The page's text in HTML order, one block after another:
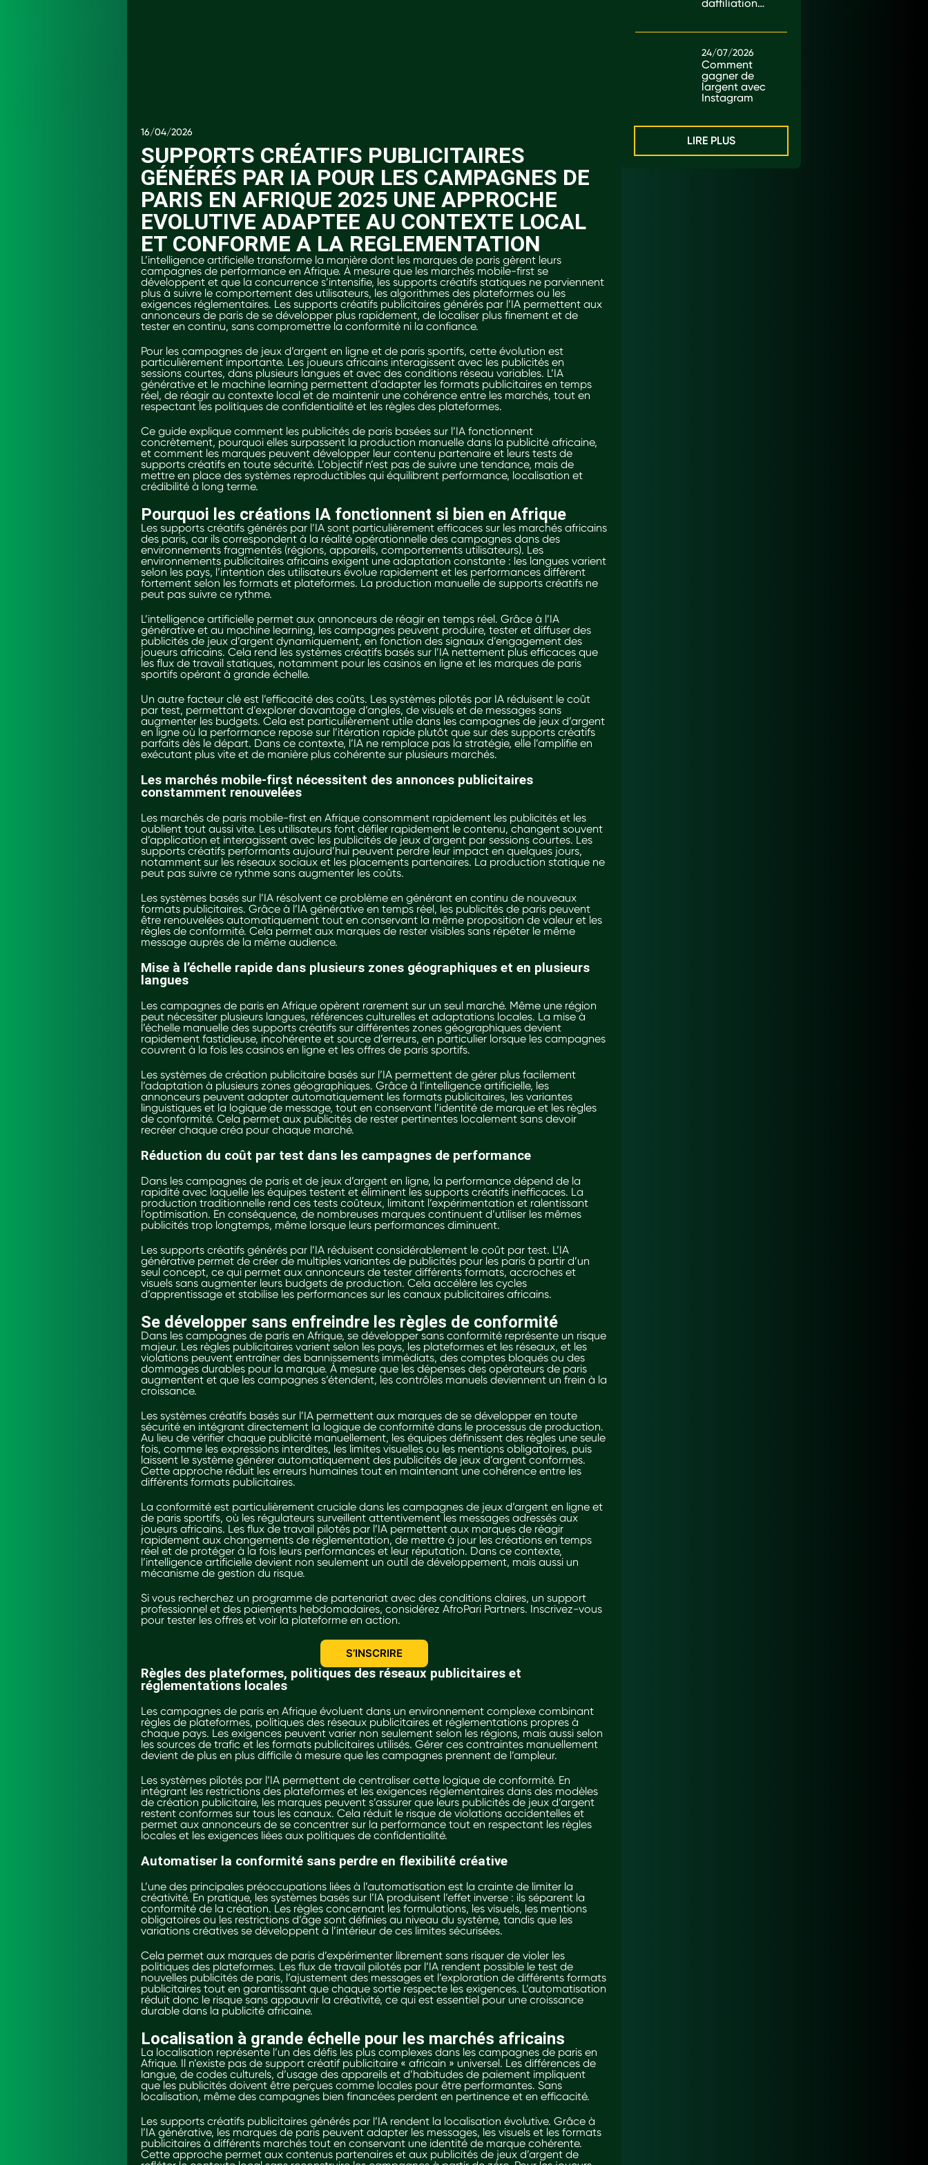
16/04/2026
SUPPORTS CRÉATIFS PUBLICITAIRES
GÉNÉRÉS PAR IA POUR LES CAMPAGNES DE
PARIS EN AFRIQUE 2025 UNE APPROCHE
EVOLUTIVE ADAPTEE AU CONTEXTE LOCAL
ET CONFORME A LA REGLEMENTATION
L’intelligence artificielle transforme la manière dont les marques de paris gèrent leurs
campagnes de performance en Afrique. À mesure que les marchés mobile-first se
développent et que la concurrence s’intensifie, les supports créatifs statiques ne parviennent
plus à suivre le comportement des utilisateurs, les algorithmes des plateformes ou les
exigences réglementaires. Les supports créatifs publicitaires générés par l’IA permettent aux
annonceurs de paris de se développer plus rapidement, de localiser plus finement et de
tester en continu, sans compromettre la conformité ni la confiance.
Pour les campagnes de jeux d’argent en ligne et de paris sportifs, cette évolution est
particulièrement importante. Les joueurs africains interagissent avec les publicités en
sessions courtes, dans plusieurs langues et avec des conditions réseau variables. L’IA
générative et le machine learning permettent d’adapter les formats publicitaires en temps
réel, de réagir au contexte local et de maintenir une cohérence entre les marchés, tout en
respectant les politiques de confidentialité et les règles des plateformes.
Ce guide explique comment les publicités de paris basées sur l’IA fonctionnent
concrètement, pourquoi elles surpassent la production manuelle dans la publicité africaine,
et comment les marques peuvent développer leur contenu partenaire et leurs tests de
supports créatifs en toute sécurité. L’objectif n’est pas de suivre une tendance, mais de
mettre en place des systèmes reproductibles qui équilibrent performance, localisation et
crédibilité à long terme.
Pourquoi les créations IA fonctionnent si bien en Afrique
Les supports créatifs générés par l’IA sont particulièrement efficaces sur les marchés africains
des paris, car ils correspondent à la réalité opérationnelle des campagnes dans des
environnements fragmentés (régions, appareils, comportements utilisateurs). Les
environnements publicitaires africains exigent une adaptation constante : les langues varient
selon les pays, l’intention des utilisateurs évolue rapidement et les performances diffèrent
fortement selon les formats et plateformes. La production manuelle de supports créatifs ne
peut pas suivre ce rythme.
L’intelligence artificielle permet aux annonceurs de réagir en temps réel. Grâce à l’IA
générative et au machine learning, les campagnes peuvent produire, tester et diffuser des
publicités de jeux d’argent dynamiquement, en fonction des signaux d’engagement des
joueurs africains. Cela rend les systèmes créatifs basés sur l’IA nettement plus efficaces que
les flux de travail statiques, notamment pour les casinos en ligne et les marques de paris
sportifs opérant à grande échelle.
Un autre facteur clé est l’efficacité des coûts. Les systèmes pilotés par IA réduisent le coût
par test, permettant d’explorer davantage d’angles, de visuels et de messages sans
augmenter les budgets. Cela est particulièrement utile dans les campagnes de jeux d’argent
en ligne où la performance repose sur l’itération rapide plutôt que sur des supports créatifs
parfaits dès le départ. Dans ce contexte, l’IA ne remplace pas la stratégie, elle l’amplifie en
exécutant plus vite et de manière plus cohérente sur plusieurs marchés.
Les marchés mobile-first nécessitent des annonces publicitaires
constamment renouvelées
Les marchés de paris mobile-first en Afrique consomment rapidement les publicités et les
oublient tout aussi vite. Les utilisateurs font défiler rapidement le contenu, changent souvent
d’application et interagissent avec les publicités de jeux d’argent par sessions courtes. Les
supports créatifs performants aujourd’hui peuvent perdre leur impact en quelques jours,
notamment sur les réseaux sociaux et les placements partenaires. La production statique ne
peut pas suivre ce rythme sans augmenter les coûts.
Les systèmes basés sur l’IA résolvent ce problème en générant en continu de nouveaux
formats publicitaires. Grâce à l’IA générative en temps réel, les publicités de paris peuvent
être renouvelées automatiquement tout en conservant la même proposition de valeur et les
règles de conformité. Cela permet aux marques de rester visibles sans répéter le même
message auprès de la même audience.
Mise à l’échelle rapide dans plusieurs zones géographiques et en plusieurs
langues
Les campagnes de paris en Afrique opèrent rarement sur un seul marché. Même une région
peut nécessiter plusieurs langues, références culturelles et adaptations locales. La mise à
l’échelle manuelle des supports créatifs sur différentes zones géographiques devient
rapidement fastidieuse, incohérente et source d’erreurs, en particulier lorsque les campagnes
couvrent à la fois les casinos en ligne et les offres de paris sportifs.
Les systèmes de création publicitaire basés sur l’IA permettent de gérer plus facilement
l’adaptation à plusieurs zones géographiques. Grâce à l’intelligence artificielle, les
annonceurs peuvent adapter automatiquement les formats publicitaires, les variantes
linguistiques et la logique de message, tout en conservant l’identité de marque et les règles
de conformité. Cela permet aux publicités de rester pertinentes localement sans devoir
recréer chaque créa pour chaque marché.
Réduction du coût par test dans les campagnes de performance
Dans les campagnes de paris et de jeux d’argent en ligne, la performance dépend de la
rapidité avec laquelle les équipes testent et éliminent les supports créatifs inefficaces. La
production traditionnelle rend ces tests coûteux, limitant l’expérimentation et ralentissant
l’optimisation. En conséquence, de nombreuses marques continuent d’utiliser les mêmes
publicités trop longtemps, même lorsque leurs performances diminuent.
Les supports créatifs générés par l’IA réduisent considérablement le coût par test. L’IA
générative permet de créer de multiples variantes de publicités pour les paris à partir d’un
seul concept, ce qui permet aux annonceurs de tester différents formats, accroches et
visuels sans augmenter leurs budgets de production. Cela accélère les cycles
d’apprentissage et stabilise les performances sur les canaux publicitaires africains.
Se développer sans enfreindre les règles de conformité
Dans les campagnes de paris en Afrique, se développer sans conformité représente un risque
majeur. Les règles publicitaires varient selon les pays, les plateformes et les réseaux, et les
violations peuvent entraîner des bannissements immédiats, des comptes bloqués ou des
dommages durables pour la marque. À mesure que les dépenses des opérateurs de paris
augmentent et que les campagnes s’étendent, les contrôles manuels deviennent un frein à la
croissance.
Les systèmes créatifs basés sur l’IA permettent aux marques de se développer en toute
sécurité en intégrant directement la logique de conformité dans le processus de production.
Au lieu de vérifier chaque publicité manuellement, les équipes définissent des règles une seule
fois, comme les expressions interdites, les limites visuelles ou les mentions obligatoires, puis
laissent le système générer automatiquement des publicités de jeux d’argent conformes.
Cette approche réduit les erreurs humaines tout en maintenant une cohérence entre les
différents formats publicitaires.
La conformité est particulièrement cruciale dans les campagnes de jeux d’argent en ligne et
de paris sportifs, où les régulateurs surveillent attentivement les messages adressés aux
joueurs africains. Les flux de travail pilotés par l’IA permettent aux marques de réagir
rapidement aux changements de réglementation, de mettre à jour les créations en temps
réel et de protéger à la fois leurs performances et leur réputation. Dans ce contexte,
l’intelligence artificielle devient non seulement un outil de développement, mais aussi un
mécanisme de gestion du risque.
Si vous recherchez un programme de partenariat avec des conditions claires, un support
professionnel et des paiements hebdomadaires, considérez AfroPari Partners. Inscrivez-vous
pour tester les offres et voir la plateforme en action.
S’INSCRIRE
Règles des plateformes, politiques des réseaux publicitaires et
réglementations locales
Les campagnes de paris en Afrique évoluent dans un environnement complexe combinant
règles de plateformes, politiques des réseaux publicitaires et réglementations propres à
chaque pays. Les exigences peuvent varier non seulement selon les régions, mais aussi selon
les sources de trafic et les formats publicitaires utilisés. Gérer ces contraintes manuellement
devient de plus en plus difficile à mesure que les campagnes prennent de l’ampleur.
Les systèmes pilotés par l’IA permettent de centraliser cette logique de conformité. En
intégrant les restrictions des plateformes et les exigences réglementaires dans des modèles
de création publicitaire, les marques peuvent s’assurer que leurs publicités de jeux d’argent
restent conformes sur tous les canaux. Cela réduit le risque de violations accidentelles et
permet aux annonceurs de se concentrer sur la performance tout en respectant les règles
locales et les exigences liées aux politiques de confidentialité.
Automatiser la conformité sans perdre en flexibilité créative
L’une des principales préoccupations liées à l’automatisation est la crainte de limiter la
créativité. En pratique, les systèmes basés sur l’IA produisent l’effet inverse : ils séparent la
conformité de la création. Les règles concernant les formulations, les visuels, les mentions
obligatoires ou les restrictions d’âge sont définies au niveau du système, tandis que les
variations créatives se développent à l’intérieur de ces limites sécurisées.
Cela permet aux marques de paris d’expérimenter librement sans risquer de violer les
politiques des plateformes. Les flux de travail pilotés par l’IA rendent possible le test de
nouvelles publicités de paris, l’ajustement des messages et l’exploration de différents formats
publicitaires tout en garantissant que chaque sortie respecte les exigences. L’automatisation
réduit donc le risque sans appauvrir la créativité, ce qui est essentiel pour une croissance
durable dans la publicité africaine.
Localisation à grande échelle pour les marchés africains
La localisation représente l’un des défis les plus complexes dans les campagnes de paris en
Afrique. Il n’existe pas de support créatif publicitaire « africain » universel. Les différences de
langue, de codes culturels, d’usage des appareils et d’habitudes de paiement impliquent
que les publicités doivent être perçues comme locales pour être performantes. Sans
localisation, même des campagnes bien financées perdent en pertinence et en efficacité.
Les supports créatifs publicitaires générés par l’IA rendent la localisation évolutive. Grâce à
l’IA générative, les marques de paris peuvent adapter les messages, les visuels et les formats
publicitaires à différents marchés tout en conservant une identité de marque cohérente.
Cette approche permet aux contenus partenaires et aux publicités de jeux d’argent de
daffiliation
24/07/2026
Comment
gagner de
largent avec
Instagram
LIRE PLUS